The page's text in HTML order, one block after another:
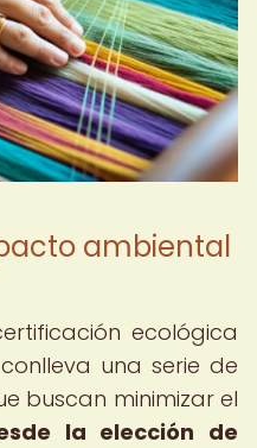
ambiental
ecológica
una serie de
buscan minimizar el
la elección de